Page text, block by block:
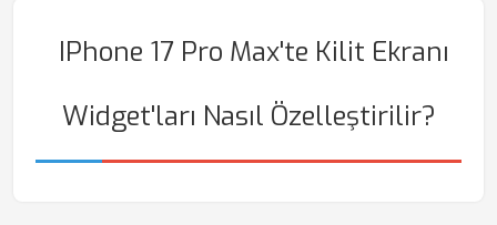
IPhone 17 Pro Max'te Kilit Ekranı
Widget'ları Nasıl Özelleştirilir?